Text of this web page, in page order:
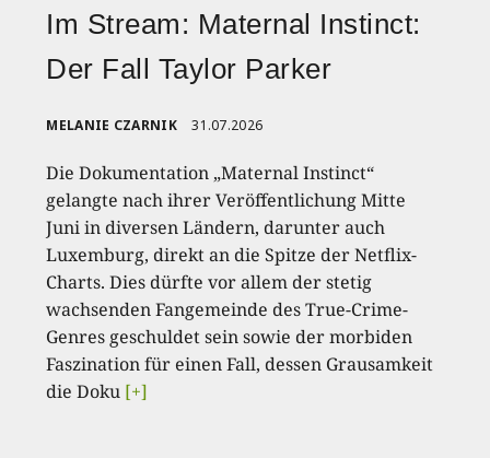
Im Stream: Maternal Instinct:
Der Fall Taylor Parker
MELANIE CZARNIK 31.07.2026
Die Dokumentation „Maternal Instinct“
gelangte nach ihrer Veröffentlichung Mitte
Juni in diversen Ländern, darunter auch
Luxemburg, direkt an die Spitze der Netflix-
Charts. Dies dürfte vor allem der stetig
wachsenden Fangemeinde des True-Crime-
Genres geschuldet sein sowie der morbiden
Faszination für einen Fall, dessen Grausamkeit
die Doku [+]